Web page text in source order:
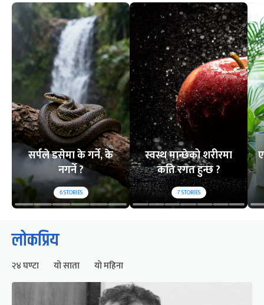
सर्पले डसेमा के गर्ने, के
नगर्ने ?
6STORIES
स्वस्थ मान्छेको शरीरमा
कति रगत हुन्छ ?
7STORIES
लोकप्रिय
२४ घण्टा यो साता यो महिना